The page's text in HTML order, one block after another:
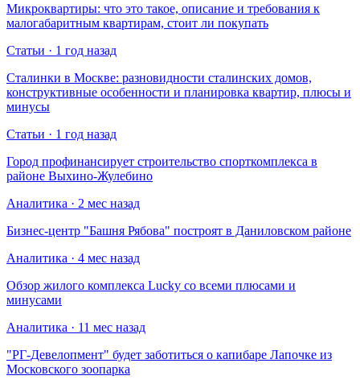
Микроквартиры: что это такое, описание и требования к
малогабаритным квартирам, стоит ли покупать
Статьи · 1 год назад
Сталинки в Москве: разновидности сталинских домов,
конструктивные особенности и планировка квартир, плюсы и
минусы
Статьи · 1 год назад
Город профинансирует строительство спорткомплекса в
районе Выхино-Жулебино
Аналитика · 2 мес назад
Бизнес-центр "Башня Рябова" построят в Даниловском районе
Аналитика · 4 мес назад
Обзор жилого комплекса Lucky со всеми плюсами и
минусами
Аналитика · 11 мес назад
​"РГ-Девелопмент" будет заботиться о капибаре Лапочке из
Московского зоопарка